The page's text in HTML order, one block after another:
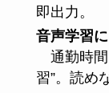
即出力。
音声学習
通勤時間
習”。読め